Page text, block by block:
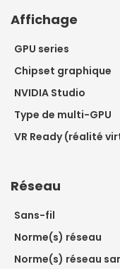
Affichage
GPU series
Chipset graphique
NVIDIA Studio
Type de multi-GPU
VR Ready (réalité
Réseau
Sans-fil
Norme(s) réseau
Norme(s) réseau